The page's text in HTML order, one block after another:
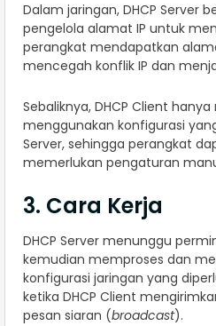
Dalam jaringan, DHCP Server
pengelola alamat IP untuk
perangkat mendapatkan
mencegah konflik IP dan
Sebaliknya, DHCP Client
menggunakan konfigurasi
Server, sehingga perangkat
memerlukan pengaturan
3. Cara Kerja
DHCP Server menunggu
kemudian memproses dan
konfigurasi jaringan yang
ketika DHCP Client
pesan siaran (broadcast).